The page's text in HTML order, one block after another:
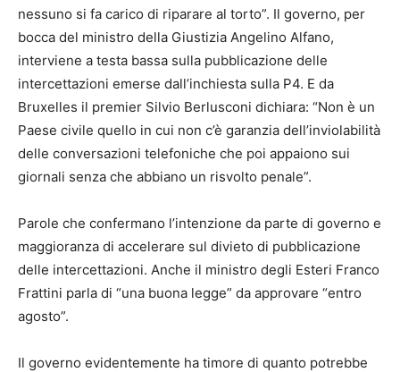
nessuno si fa carico di riparare al torto”. Il governo, per
bocca del ministro della Giustizia Angelino Alfano,
interviene a testa bassa sulla pubblicazione delle
intercettazioni emerse dall’inchiesta sulla P4. E da
Bruxelles il premier Silvio Berlusconi dichiara: “Non è un
Paese civile quello in cui non c’è garanzia dell’inviolabilità
delle conversazioni telefoniche che poi appaiono sui
giornali senza che abbiano un risvolto penale”.
Parole che confermano l’intenzione da parte di governo e
maggioranza di accelerare sul divieto di pubblicazione
delle intercettazioni. Anche il ministro degli Esteri Franco
Frattini parla di “una buona legge” da approvare “entro
agosto”.
Il governo evidentemente ha timore di quanto potrebbe